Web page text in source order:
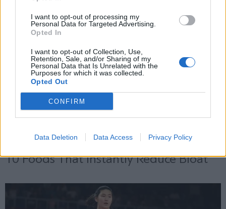
I want to opt-out of processing my
Personal Data for Targeted Advertising.
Opted In
I want to opt-out of Collection, Use,
Retention, Sale, and/or Sharing of my
Personal Data that Is Unrelated with the
Purposes for which it was collected.
Opted Out
CONFIRM
Data Deletion Data Access Privacy Policy
X